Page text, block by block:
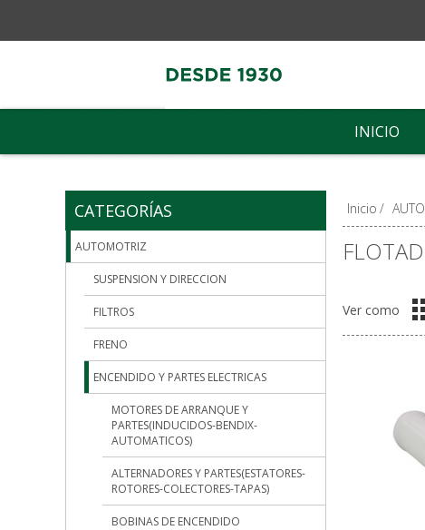
INICIO
Inicio /
Ver como
CATEGORÍAS
AUTOMOTRIZ
SUSPENSION Y DIRECCION
FILTROS
FRENO
ENCENDIDO Y PARTES ELECTRICAS
MOTORES DE ARRANQUE Y
PARTES(INDUCIDOS-BENDIX-
AUTOMATICOS)
ALTERNADORES Y PARTES(ESTATORES-
ROTORES-COLECTORES-TAPAS)
BOBINAS DE ENCENDIDO